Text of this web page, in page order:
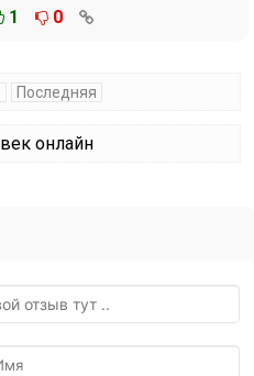
1 0
Последняя
онлайн